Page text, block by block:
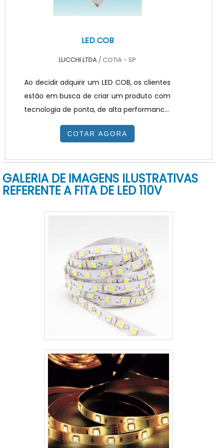
LED COB
LUCCHI LTDA / COTIA - SP
Ao decidir adquirir um LED COB, os clientes
estão em busca de criar um produto com
tecnologia de ponta, de alta performance,
eficiente e que seja totalmente capaz de
atender suas necessidades e
modelos de LED, sendo que cada modelo
pode ser mais adequado para tipos
diferentes de demandas, portanto ao LED
conjunto, formam um módulo de
iluminação. Pa.
COTAR AGORA
GALERIA DE IMAGENS ILUSTRATIVAS
REFERENTE A FITA DE LED 110V